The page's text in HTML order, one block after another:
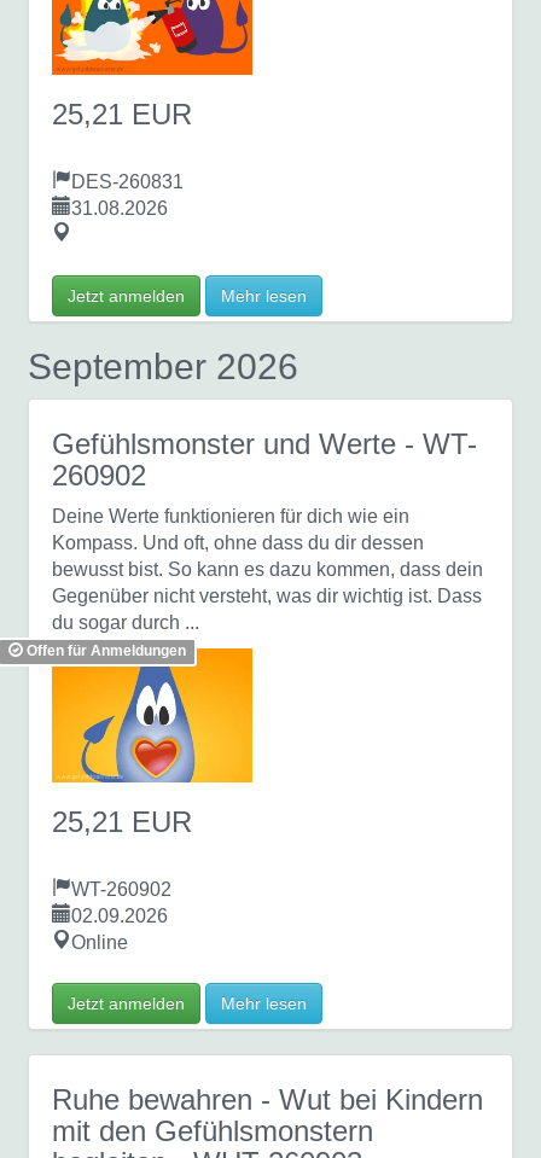
25,21 EUR
DES-260831
31.08.2026
Jetzt anmelden Mehr lesen
September 2026
Gefühlsmonster und Werte - WT-
260902
Deine Werte funktionieren für dich wie ein
Kompass. Und oft, ohne dass du dir dessen
bewusst bist. So kann es dazu kommen, dass dein
Gegenüber nicht versteht, was dir wichtig ist. Dass
du sogar durch ...
Offen für Anmeldungen
25,21 EUR
WT-260902
02.09.2026
Online
Jetzt anmelden Mehr lesen
Ruhe bewahren - Wut bei Kindern
mit den Gefühlsmonstern